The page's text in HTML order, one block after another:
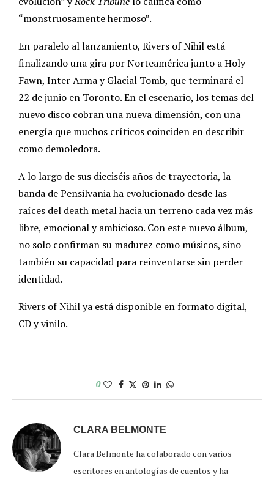
“monstruosamente hermoso”.
En paralelo al lanzamiento, Rivers of Nihil está
finalizando una gira por Norteamérica junto a Holy
Fawn, Inter Arma y Glacial Tomb, que terminará el
22 de junio en Toronto. En el escenario, los temas del
nuevo disco cobran una nueva dimensión, con una
energía que muchos críticos coinciden en describir
como demoledora.
A lo largo de sus dieciséis años de trayectoria, la
banda de Pensilvania ha evolucionado desde las
raíces del death metal hacia un terreno cada vez más
libre, emocional y ambicioso. Con este nuevo álbum,
no solo confirman su madurez como músicos, sino
también su capacidad para reinventarse sin perder
identidad.
Rivers of Nihil ya está disponible en formato digital,
CD y vinilo.
0
CLARA BELMONTE
Clara Belmonte ha colaborado con varios
escritores en antologías de cuentos y ha